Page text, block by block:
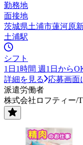
勤務地
面接地
茨城県土浦市蓮河原
土浦駅
シフト
1日1時間 週1日から
詳細を見る
応募画面
派遣労働者
株式会社ロフティー/